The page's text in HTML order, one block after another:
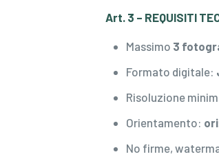
Art. 3 – REQUISITI
Massimo 3
Formato digitale:
Risoluzione
Orientamento:
No firme,